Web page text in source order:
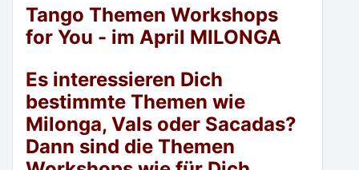
Tango Themen Workshops
for You - im April MILONGA
Es interessieren Dich
bestimmte Themen wie
Milonga, Vals oder Sacadas?
Dann sind die Themen